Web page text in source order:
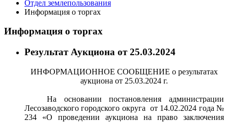
Отдел землепользования
Информация о торгах
Информация о торгах
Результат Аукциона от 25.03.2024
ИНФОРМАЦИОННОЕ СООБЩЕНИЕ о результатах
аукциона от 25.03.2024 г.
На основании постановления администрации
Лесозаводского городского округа от 14.02.2024 года №
234 «О проведении аукциона на право заключения